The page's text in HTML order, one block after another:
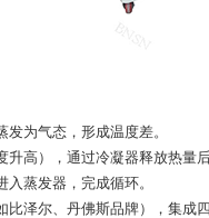
为气态，形成温度差。
高），通过冷凝器释放热量后
蒸发器，完成循环。
泽尔、丹佛斯品牌），集成